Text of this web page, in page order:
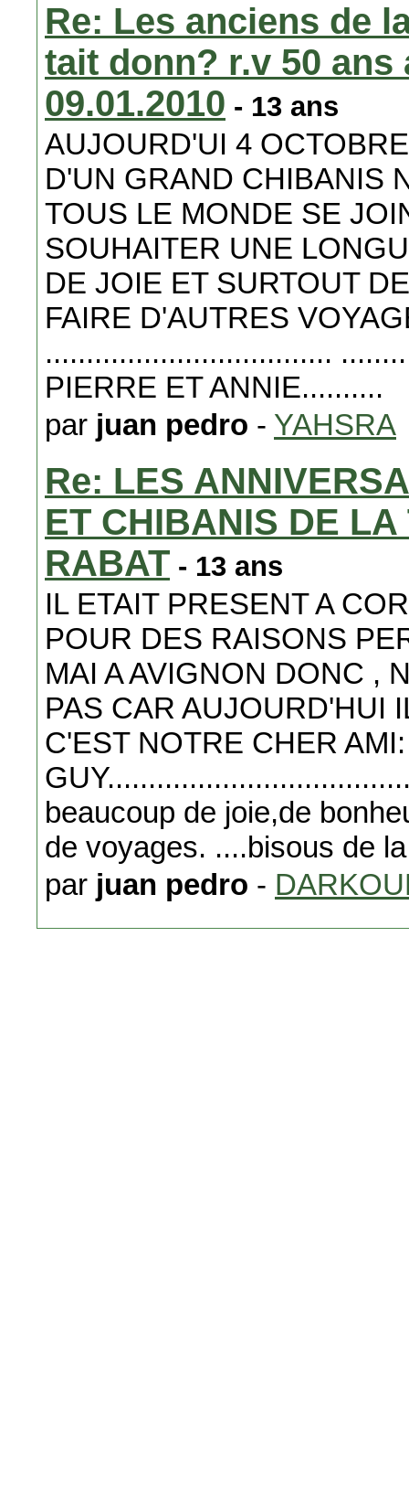
Re: Les anciens de
tait donn? r.v 50
09.01.2010 - 13 ans
AUJOURD'UI 4
D'UN GRAND CHIBANIS
TOUS LE MONDE SE
SOUHAITER UNE
DE JOIE ET SURTOUT
FAIRE D'AUTRES
...................................
PIERRE ET ANNIE..........
par juan pedro - YAHSRA
Re: LES
ET CHIBANIS DE
RABAT - 13 ans
IL ETAIT PRESENT A
POUR DES RAISONS
MAI A AVIGNON DONC ,
PAS CAR AUJOURD'HUI
C'EST NOTRE CHER
beaucoup de joie,de
de voyages. ....bisous de
par juan pedro -